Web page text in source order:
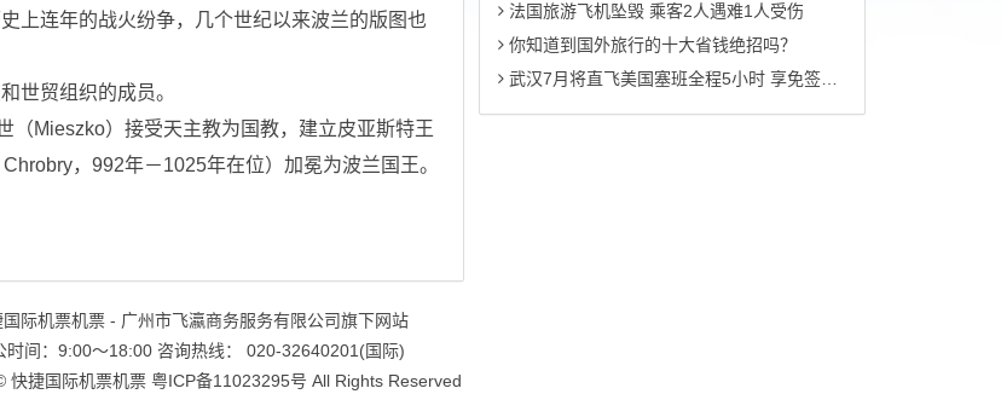
上连年的战火纷争，几个世纪以来波兰的版图也
世贸组织的成员。
（Mieszko）接受天主教为国教，建立皮亚斯特王
，992年－1025年在位）加冕为波兰国王。
法国旅游飞机坠毁 乘客2人遇难1人受伤
你知道到国外旅行的十大省钱绝招吗？
武汉7月将直飞美国塞班全程5小时 享免签入境
国际机票机票 - 广州市飞瀛商务服务有限公司旗下网站
时间：9:00～18:00 咨询热线： 020-32640201(国际)
快捷国际机票机票 粤ICP备11023295号 All Rights Reserved